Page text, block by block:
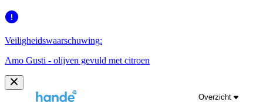
Veiligheidswaarschuwing:
Amo Gusti - olijven gevuld met citroen
Overzicht